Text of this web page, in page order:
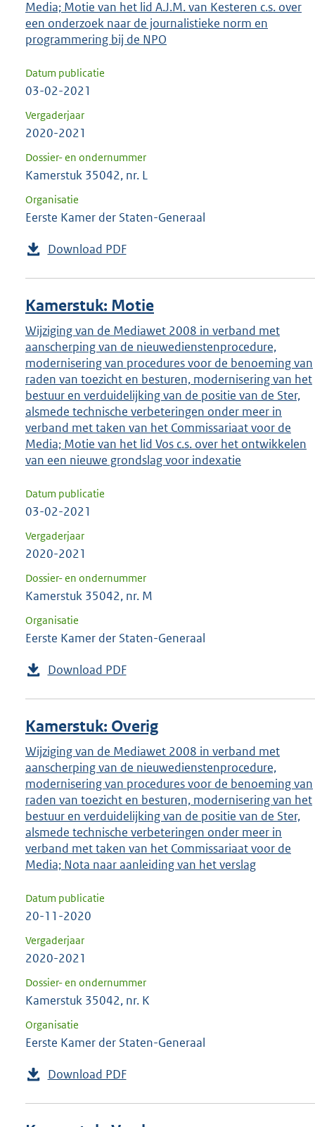
Media; Motie van het lid A.J.M. van Kesteren c.s. over
een onderzoek naar de journalistieke norm en
programmering bij de NPO
Datum publicatie
03-02-2021
Vergaderjaar
2020-2021
Dossier- en ondernummer
Kamerstuk 35042, nr. L
Organisatie
Eerste Kamer der Staten-Generaal
Download PDF
Kamerstuk: Motie
Wijziging van de Mediawet 2008 in verband met
aanscherping van de nieuwedienstenprocedure,
modernisering van procedures voor de benoeming van
raden van toezicht en besturen, modernisering van het
bestuur en verduidelijking van de positie van de Ster,
alsmede technische verbeteringen onder meer in
verband met taken van het Commissariaat voor de
Media; Motie van het lid Vos c.s. over het ontwikkelen
van een nieuwe grondslag voor indexatie
Datum publicatie
03-02-2021
Vergaderjaar
2020-2021
Dossier- en ondernummer
Kamerstuk 35042, nr. M
Organisatie
Eerste Kamer der Staten-Generaal
Download PDF
Kamerstuk: Overig
Wijziging van de Mediawet 2008 in verband met
aanscherping van de nieuwedienstenprocedure,
modernisering van procedures voor de benoeming van
raden van toezicht en besturen, modernisering van het
bestuur en verduidelijking van de positie van de Ster,
alsmede technische verbeteringen onder meer in
verband met taken van het Commissariaat voor de
Media; Nota naar aanleiding van het verslag
Datum publicatie
20-11-2020
Vergaderjaar
2020-2021
Dossier- en ondernummer
Kamerstuk 35042, nr. K
Organisatie
Eerste Kamer der Staten-Generaal
Download PDF